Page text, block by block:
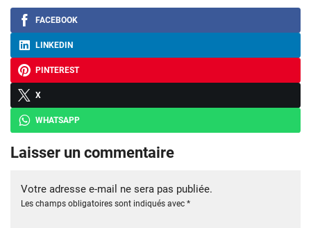
FACEBOOK
LINKEDIN
PINTEREST
X
WHATSAPP
Laisser un commentaire
Votre adresse e-mail ne sera pas publiée.
Les champs obligatoires sont indiqués avec *